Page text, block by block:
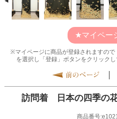
マイペー
マイページに商品が登録されますの
を選択し「登録」ボタンをクリックし
|
訪問着 日本の四季の
商品番号